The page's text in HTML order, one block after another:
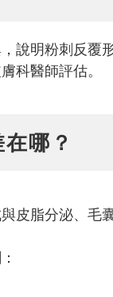
說明粉刺反覆
科醫師評估。
哪？
皮脂分泌、毛